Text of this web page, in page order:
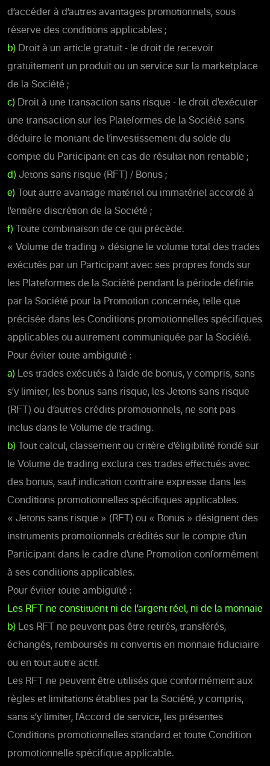
d’accéder à d’autres avantages promotionnels, sous
réserve des conditions applicables ;
b) Droit à un article gratuit - le droit de recevoir
gratuitement un produit ou un service sur la marketplace
de la Société ;
c) Droit à une transaction sans risque - le droit d’exécuter
une transaction sur les Plateformes de la Société sans
déduire le montant de l’investissement du solde du
compte du Participant en cas de résultat non rentable ;
d) Jetons sans risque (RFT) / Bonus ;
e) Tout autre avantage matériel ou immatériel accordé à
l’entière discrétion de la Société ;
f) Toute combinaison de ce qui précède.
« Volume de trading » désigne le volume total des trades
exécutés par un Participant avec ses propres fonds sur
les Plateformes de la Société pendant la période définie
par la Société pour la Promotion concernée, telle que
précisée dans les Conditions promotionnelles spécifiques
applicables ou autrement communiquée par la Société.
Pour éviter toute ambiguïté :
a) Les trades exécutés à l’aide de bonus, y compris, sans
s’y limiter, les bonus sans risque, les Jetons sans risque
(RFT) ou d’autres crédits promotionnels, ne sont pas
inclus dans le Volume de trading.
b) Tout calcul, classement ou critère d’éligibilité fondé sur
le Volume de trading exclura ces trades effectués avec
des bonus, sauf indication contraire expresse dans les
Conditions promotionnelles spécifiques applicables.
« Jetons sans risque » (RFT) ou « Bonus » désignent des
instruments promotionnels crédités sur le compte d’un
Participant dans le cadre d’une Promotion conformément
à ses conditions applicables.
Pour éviter toute ambiguïté :
Les RFT ne constituent ni de l’argent réel, ni de la
b) Les RFT ne peuvent pas être retirés, transférés,
échangés, remboursés ni convertis en monnaie fiduciaire
ou en tout autre actif.
Les RFT ne peuvent être utilisés que conformément aux
règles et limitations établies par la Société, y compris,
sans s’y limiter, l'Accord de service, les présentes
Conditions promotionnelles standard et toute Condition
promotionnelle spécifique applicable.